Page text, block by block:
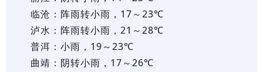
临沧：阵雨转小雨，17～23℃
泸水：阵雨转小雨，21～28℃
普洱：小雨，19～23℃
曲靖：阴转小雨，17～26℃